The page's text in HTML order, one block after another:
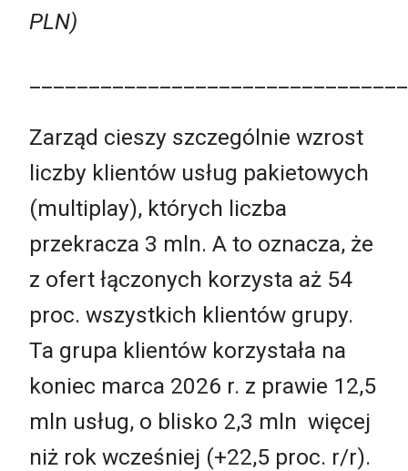
PLN)
Zarząd cieszy szczególnie wzrost
liczby klientów usług pakietowych
(multiplay), których liczba
przekracza 3 mln. A to oznacza, że
z ofert łączonych korzysta aż 54
proc. wszystkich klientów grupy.
Ta grupa klientów korzystała na
koniec marca 2026 r. z prawie 12,5
mln usług, o blisko 2,3 mln więcej
niż rok wcześniej (+22,5 proc. r/r).